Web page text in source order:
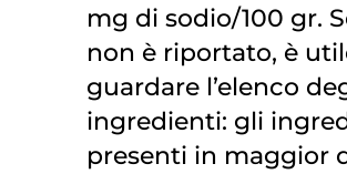
mg di sodio/100 gr.
non è riportato, è
guardare l’elenco
ingredienti: gli
presenti in maggior